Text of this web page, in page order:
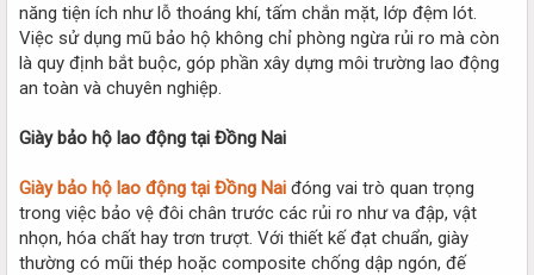
năng tiện ích như lỗ thoáng khí, tấm chắn mặt, lớp đệm lót.
Việc sử dụng mũ bảo hộ không chỉ phòng ngừa rủi ro mà còn
là quy định bắt buộc, góp phần xây dựng môi trường lao động
an toàn và chuyên nghiệp.
Giày bảo hộ lao động tại Đồng Nai
Giày bảo hộ lao động tại Đồng Nai đóng vai trò quan trọng
trong việc bảo vệ đôi chân trước các rủi ro như va đập, vật
nhọn, hóa chất hay trơn trượt. Với thiết kế đạt chuẩn, giày
thường có mũi thép hoặc composite chống dập ngón, đế